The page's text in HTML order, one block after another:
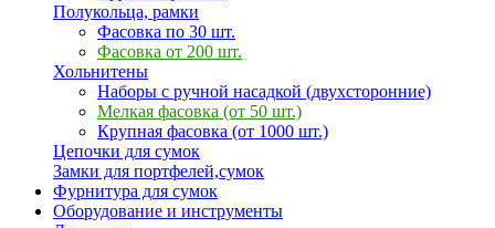
Полукольца, рамки
Фасовка по 30 шт.
Фасовка от 200 шт.
Хольнитены
Наборы с ручной насадкой (двухсторонние)
Мелкая фасовка (от 50 шт.)
Крупная фасовка (от 1000 шт.)
Цепочки для сумок
Замки для портфелей,сумок
Фурнитура для сумок
Оборудование и инструменты